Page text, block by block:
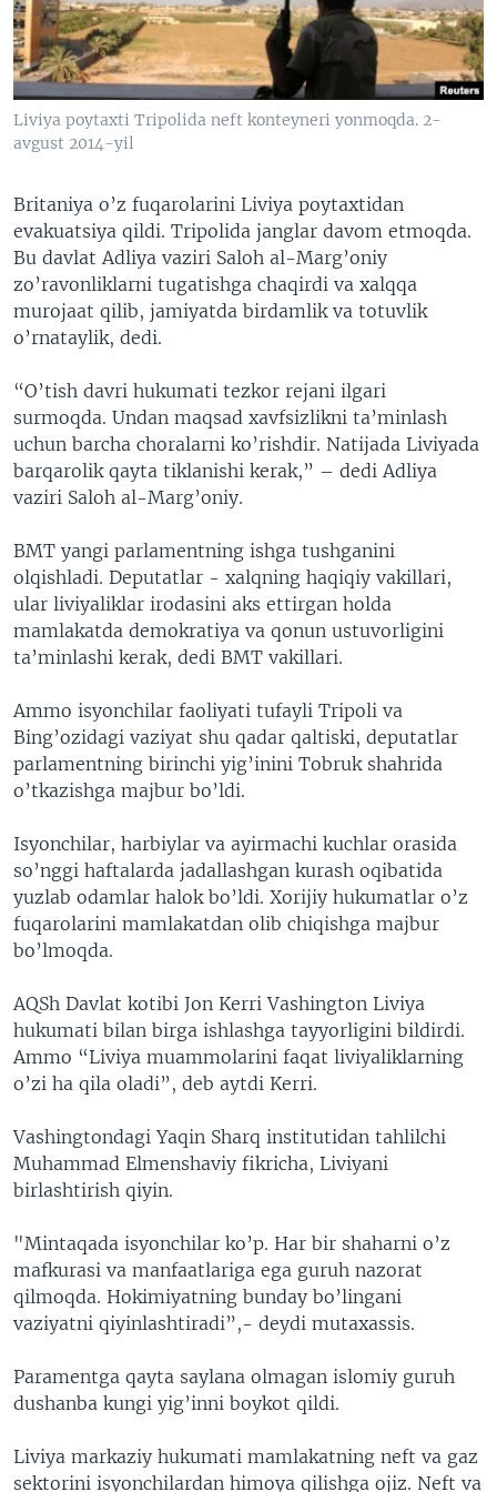
VIDEO
XABARLAR SURATLARDA
ODNOKLASSNIKI
TELEGRAM
TWITTER
SOUNDCLOUD
VOA
Liviya poytaxti Tripolida neft konteyneri yonmoqda. 2-
avgust 2014-yil
Britaniya o’z fuqarolarini Liviya poytaxtidan
evakuatsiya qildi. Tripolida janglar davom etmoqda.
Bu davlat Adliya vaziri Saloh al-Marg’oniy
zo’ravonliklarni tugatishga chaqirdi va xalqqa
murojaat qilib, jamiyatda birdamlik va totuvlik
o’rnataylik, dedi.
“O’tish davri hukumati tezkor rejani ilgari
surmoqda. Undan maqsad xavfsizlikni ta’minlash
uchun barcha choralarni ko’rishdir. Natijada Liviyada
barqarolik qayta tiklanishi kerak,” – dedi Adliya
vaziri Saloh al-Marg’oniy.
BMT yangi parlamentning ishga tushganini
olqishladi. Deputatlar - xalqning haqiqiy vakillari,
ular liviyaliklar irodasini aks ettirgan holda
mamlakatda demokratiya va qonun ustuvorligini
ta’minlashi kerak, dedi BMT vakillari.
Ammo isyonchilar faoliyati tufayli Tripoli va
Bing’ozidagi vaziyat shu qadar qaltiski, deputatlar
parlamentning birinchi yig’inini Tobruk shahrida
o’tkazishga majbur bo’ldi.
Isyonchilar, harbiylar va ayirmachi kuchlar orasida
so’nggi haftalarda jadallashgan kurash oqibatida
yuzlab odamlar halok bo’ldi. Xorijiy hukumatlar o’z
fuqarolarini mamlakatdan olib chiqishga majbur
bo’lmoqda.
AQSh Davlat kotibi Jon Kerri Vashington Liviya
hukumati bilan birga ishlashga tayyorligini bildirdi.
Ammo “Liviya muammolarini faqat liviyaliklarning
o’zi ha qila oladi”, deb aytdi Kerri.
Vashingtondagi Yaqin Sharq institutidan tahlilchi
Muhammad Elmenshaviy fikricha, Liviyani
birlashtirish qiyin.
"Mintaqada isyonchilar ko’p. Har bir shaharni o’z
mafkurasi va manfaatlariga ega guruh nazorat
qilmoqda. Hokimiyatning bunday bo’lingani
vaziyatni qiyinlashtiradi”,- deydi mutaxassis.
Paramentga qayta saylana olmagan islomiy guruh
dushanba kungi yig’inni boykot qildi.
Liviya markaziy hukumati mamlakatning neft va gaz
sektorini isyonchilardan himoya qilishga ojiz. Neft va